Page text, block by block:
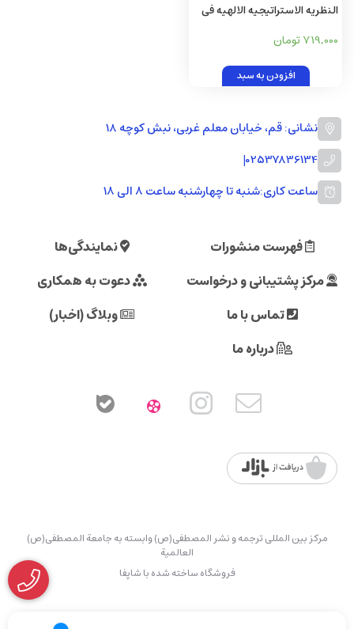
النظریه الاستراتیجیه الالهیه فی
القرآن الکریم
719,000 تومان
افزودن به سبد
نشانی: قم، خیابان معلم غربی، نبش کوچه 18
02537836134
|
ساعت کاری:شنبه تا چهارشنبه ساعت ۸ الی ۱۸
فهرست منشورات
نمایندگی‌ها
مرکز پشتیبانی و درخواست
دعوت به همکاری
تماس با ما
وبلاگ (اخبار)
درباره ما
مرکز بین المللی ترجمه و نشر المصطفی(ص) وابسته به جامعة المصطفی(ص)
العالمیة
فروشگاه ساخته شده با شاپفا